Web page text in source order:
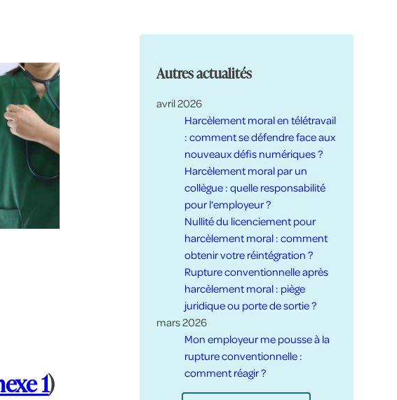
1)
Autres actualités
avril 2026
Harcèlement moral en télétravail
: comment se défendre face aux
nouveaux défis numériques ?
Harcèlement moral par un
collègue : quelle responsabilité
pour l'employeur ?
Nullité du licenciement pour
harcèlement moral : comment
obtenir votre réintégration ?
Rupture conventionnelle après
harcèlement moral : piège
juridique ou porte de sortie ?
mars 2026
Mon employeur me pousse à la
rupture conventionnelle :
comment réagir ?